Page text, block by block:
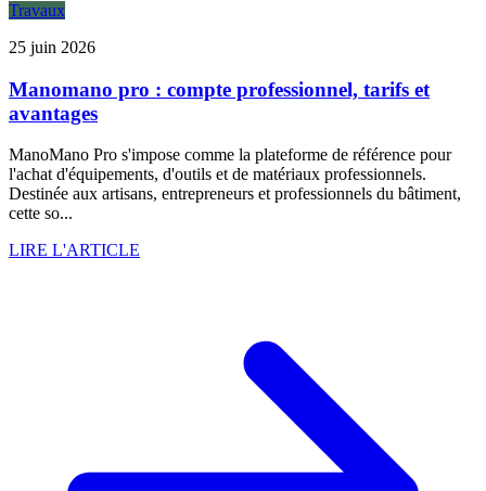
Travaux
25 juin 2026
Manomano pro : compte professionnel, tarifs et
avantages
ManoMano Pro s'impose comme la plateforme de référence pour
l'achat d'équipements, d'outils et de matériaux professionnels.
Destinée aux artisans, entrepreneurs et professionnels du bâtiment,
cette so...
LIRE L'ARTICLE